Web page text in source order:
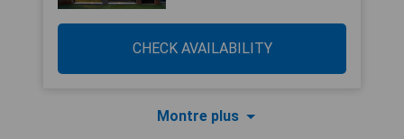
CHECK AVAILABILITY
Montre plus